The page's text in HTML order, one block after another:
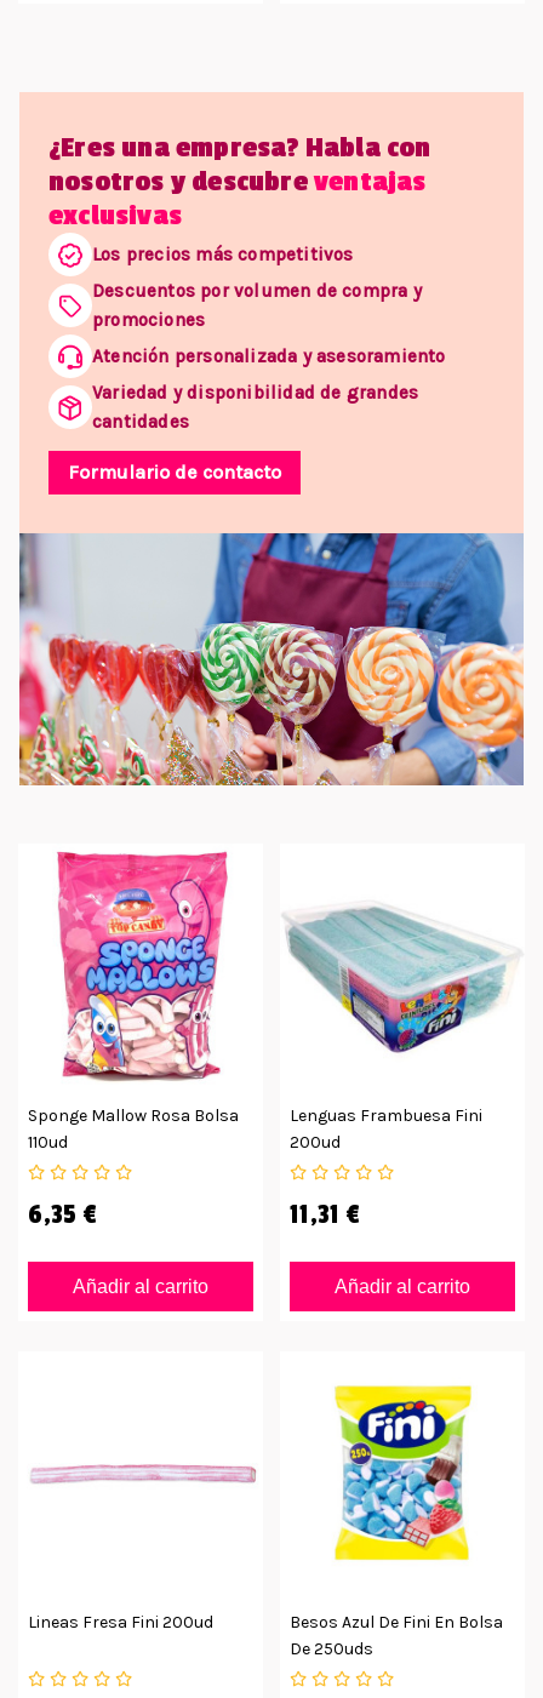
¿Eres una empresa? Habla con
nosotros y descubreventajas
exclusivas
Los precios más competitivos
Descuentos por volumen de compra y
promociones
Atención personalizada y asesoramiento
Variedad y disponibilidad de grandes
cantidades
Formulario de contacto
Sponge Mallow Rosa Bolsa
110ud
6,35 €
Añadir al carrito
Lenguas Frambuesa Fini
200ud
11,31 €
Añadir al carrito
Lineas Fresa Fini 200ud
Besos Azul De Fini En Bolsa
De 250uds